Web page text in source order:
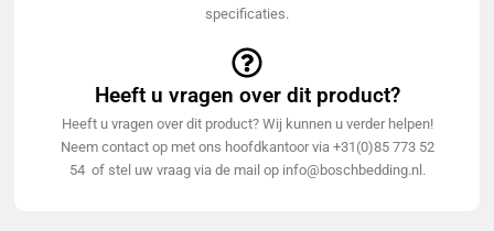
specificaties.
Heeft u vragen over dit product?
Heeft u vragen over dit product? Wij kunnen u verder helpen!
Neem contact op met ons hoofdkantoor via +31(0)85 773 52
54 of stel uw vraag via de mail op info@boschbedding.nl.